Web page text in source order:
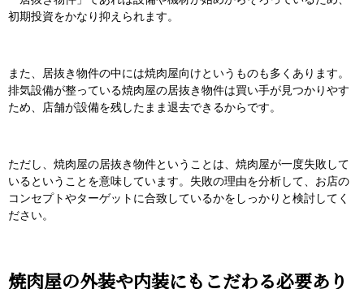
初期投資をかなり抑えられます。
また、居抜き物件の中には焼肉屋向けというものも多くあります。
排気設備が整っている焼肉屋の居抜き物件は買い手が見つかりやす
ため、店舗が設備を残したまま退去できるからです。
ただし、焼肉屋の居抜き物件ということは、焼肉屋が一度失敗して
いるということを意味しています。失敗の理由を分析して、お店の
コンセプトやターゲットに合致しているかをしっかりと検討してく
ださい。
焼肉屋の外装や内装にもこだわる必要あり